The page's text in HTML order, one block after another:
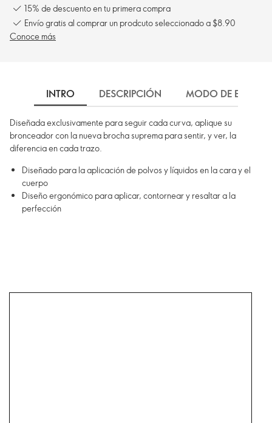
15% de descuento en tu primera compra
Envío gratis al comprar un prodcuto seleccionado a $8.90
Conoce más
INTRO DESCRIPCIÓN MODO DE EMPLEO
Diseñada exclusivamente para seguir cada curva, aplique su
bronceador con la nueva brocha suprema para sentir, y ver, la
diferencia en cada trazo.
Diseñado para la aplicación de polvos y líquidos en la cara y el
cuerpo
Diseño ergonómico para aplicar, contornear y resaltar a la
perfección